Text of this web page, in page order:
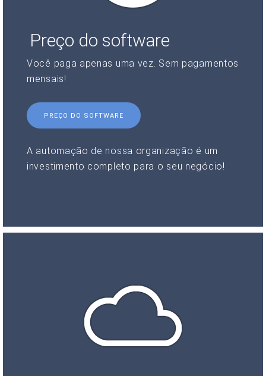
Preço do software
Você paga apenas uma vez. Sem pagamentos
mensais!
PREÇO DO SOFTWARE
A automação de nossa organização é um
investimento completo para o seu negócio!